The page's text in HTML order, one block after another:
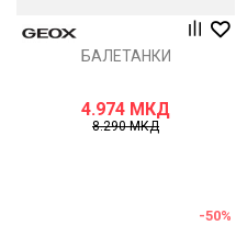
БАЛЕТАНКИ
4.974 МКД
8.290МКД
-50%